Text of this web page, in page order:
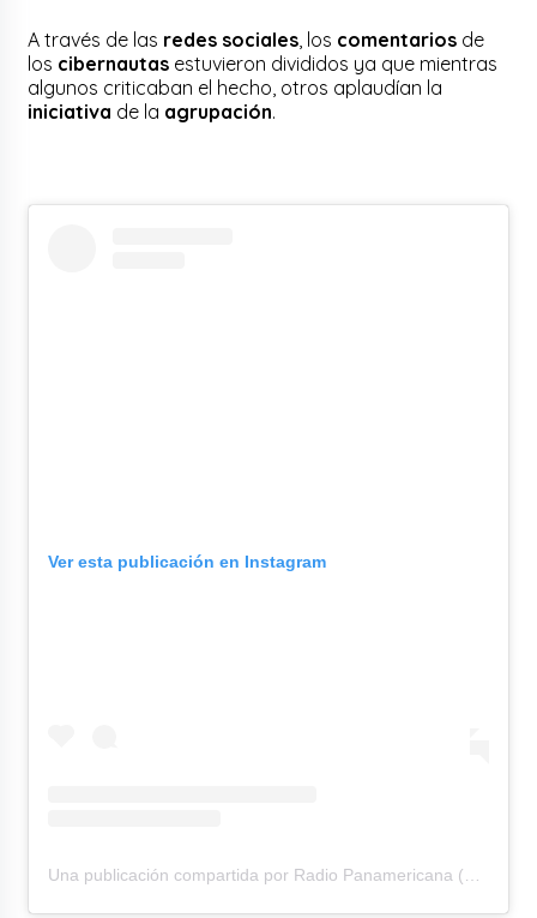
A través de las redes sociales , los comentarios de
los cibernautas estuvieron divididos ya que mientras
algunos criticaban el hecho, otros aplaudían la
iniciativa de la agrupación.
Ver esta publicación en Instagram